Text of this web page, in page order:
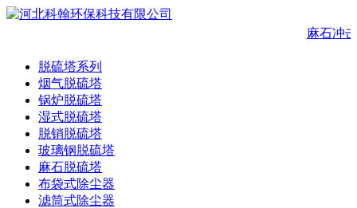
麻石冲
脱硫塔系列
烟气脱硫塔
锅炉脱硫塔
湿式脱硫塔
脱销脱硫塔
玻璃钢脱硫塔
麻石脱硫塔
布袋式除尘器
滤筒式除尘器